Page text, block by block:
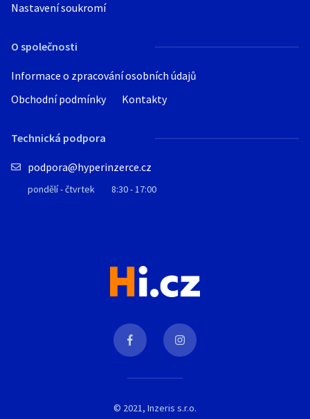
Nastavení soukromí
O společnosti
Informace o zpracování osobních údajů
Obchodní podmínky
Kontakty
Technická podpora
podpora@hyperinzerce.cz
pondělí - čtvrtek 8:30 - 17:00
© 2021, Inzeris s.r.o.